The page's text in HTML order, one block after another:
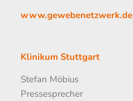
www.gewebenetzwerk.de
Klinikum Stuttgart
Stefan Möbius
Pressesprecher